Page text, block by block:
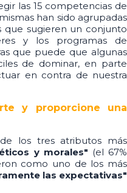
las 15 competencias de
han sido agrupadas
que sugieren un conjunto
y los programas de
que puede que algunas
de dominar, en parte
en contra de nuestra
y proporcione una
los tres atributos más
y morales" (el 67%
como uno de los más
las expectativas"